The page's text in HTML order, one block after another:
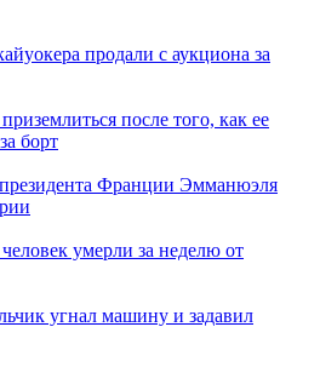
продали с аукциона за
после того, как ее
борт
Франции Эмманюэля
умерли за неделю от
угнал машину и задавил